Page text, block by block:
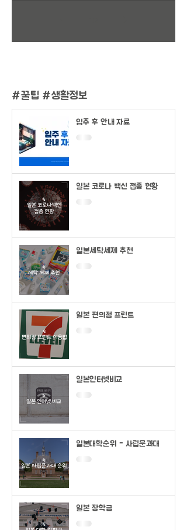
#꿀팁 #생활정보
입주 후 안내 자료
일본 코로나 백신 접종 현황
일본세탁세제 추천
일본 편의점 프린트
일본인터넷비교
일본대학순위 - 사립문과대
일본 장학금